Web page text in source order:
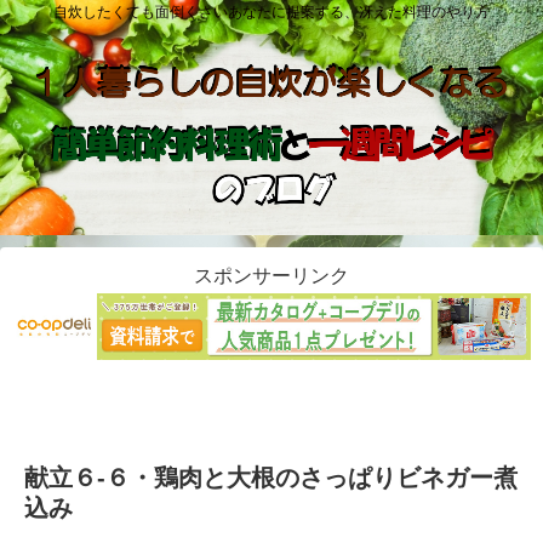
自炊したくても面倒くさいあなたに提案する、冴えた料理のやり方
スポンサーリンク
献立６-６・鶏肉と大根のさっぱりビネガー煮
込み